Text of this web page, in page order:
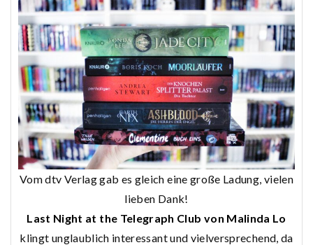
Vom dtv Verlag gab es gleich eine große Ladung, vielen
lieben Dank!
Last Night at the Telegraph Club von Malinda Lo
klingt unglaublich interessant und vielversprechend, da